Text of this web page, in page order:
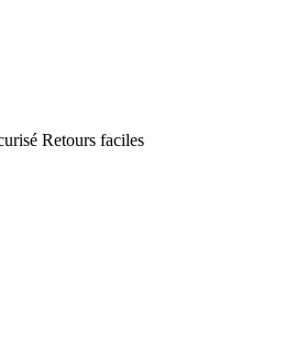
Retours faciles